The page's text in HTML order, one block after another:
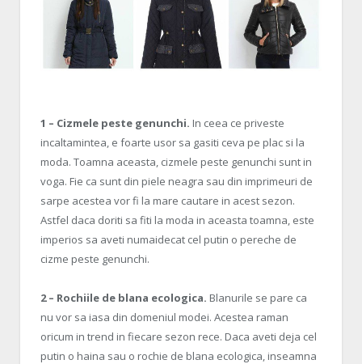
1 – Cizmele peste genunchi. In ceea ce priveste
incaltamintea, e foarte usor sa gasiti ceva pe plac si la
moda. Toamna aceasta, cizmele peste genunchi sunt in
voga. Fie ca sunt din piele neagra sau din imprimeuri de
sarpe acestea vor fi la mare cautare in acest sezon.
Astfel daca doriti sa fiti la moda in aceasta toamna, este
imperios sa aveti numaidecat cel putin o pereche de
cizme peste genunchi.
2 – Rochiile de blana ecologica. Blanurile se pare ca
nu vor sa iasa din domeniul modei. Acestea raman
oricum in trend in fiecare sezon rece. Daca aveti deja cel
putin o haina sau o rochie de blana ecologica, inseamna